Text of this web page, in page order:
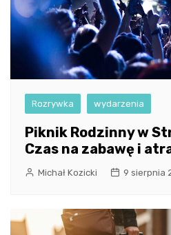
Rozrywka wydarzenia
Piknik Rodzinny w
Czas na zabawę i
Michał Kozicki 9 sierpnia